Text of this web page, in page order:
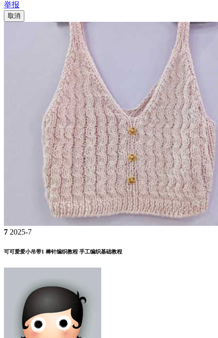
举报
取消
7 2025-7
可可爱爱小吊带1 棒针编织教程 手工编织基础教程